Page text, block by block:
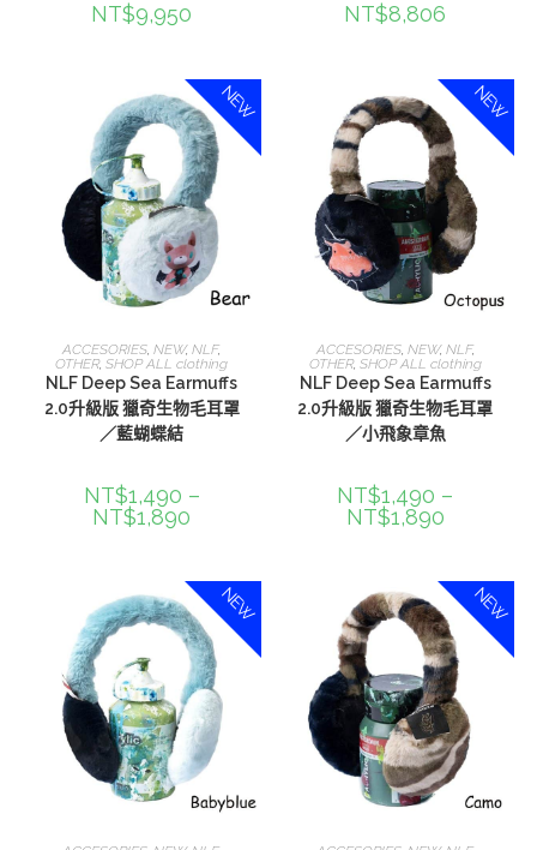
NT$9,950 NT$8,806
NEW
選擇規格
ACCESORIES,NEW,NLF,
OTHER,SHOP ALL clothing
NLF Deep Sea Earmuffs
2.0升級版 獵奇生物毛耳罩
／藍蝴蝶結
NT$1,490 –
NT$1,890
NEW
選擇規格
ACCESORIES, NEW, NLF,
OTHER, SHOP ALL clothing
NLF Deep Sea Earmuffs
2.0升級版 獵奇生物毛耳罩
／小飛象章魚
NT$1,490 –
NT$1,890
NEW
選擇規格
NEW
選擇規格